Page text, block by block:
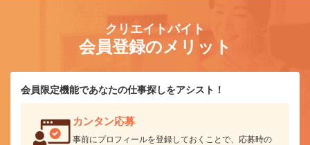
クリエイトバイト
会員登録のメリット
会員限定機能であなたの仕事探しをアシスト！
カンタン応募
事前にプロフィールを登録しておくことで、応募時の